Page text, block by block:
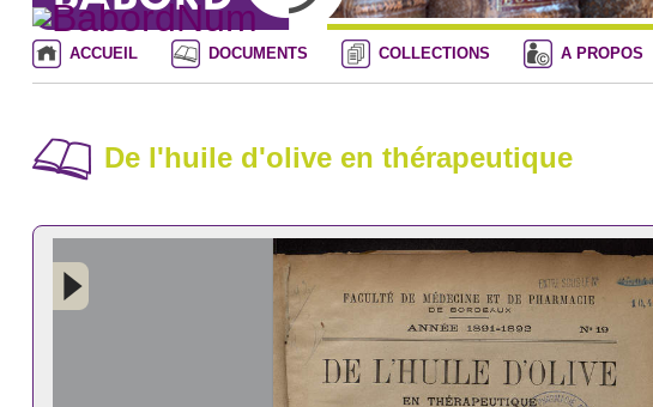
ACCUEIL DOCUMENTS COLLECTIONS A PROPOS
De l'huile d'olive en thérapeutique